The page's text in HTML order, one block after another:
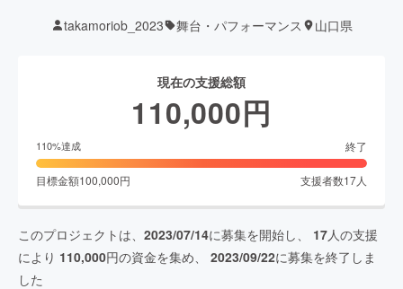
takamoriob_2023 舞台・パフォーマンス 山口県
現在の支援総額
110,000円
110%達成 終了
目標金額100,000円 支援者数17人
このプロジェクトは、 2023/07/14に募集を開始し、 17人の支援
により 110,000円の資金を集め、 2023/09/22に募集を終了しま
した